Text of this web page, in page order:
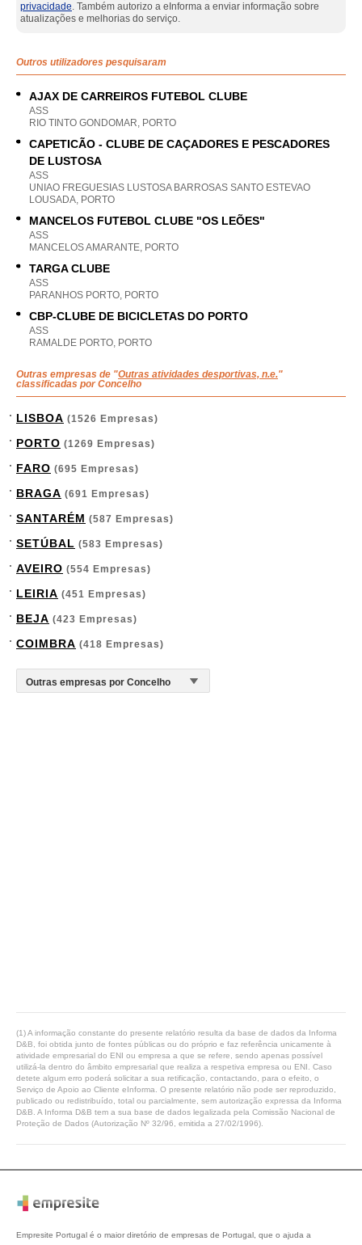
privacidade. Também autorizo a eInforma a enviar informação sobre
atualizações e melhorias do serviço.
Outros utilizadores pesquisaram
AJAX DE CARREIROS FUTEBOL CLUBE
ASS
RIO TINTO GONDOMAR, PORTO
CAPETICÃO - CLUBE DE CAÇADORES E PESCADORES
DE LUSTOSA
ASS
UNIAO FREGUESIAS LUSTOSA BARROSAS SANTO ESTEVAO
LOUSADA, PORTO
MANCELOS FUTEBOL CLUBE "OS LEÕES"
ASS
MANCELOS AMARANTE, PORTO
TARGA CLUBE
ASS
PARANHOS PORTO, PORTO
CBP-CLUBE DE BICICLETAS DO PORTO
ASS
RAMALDE PORTO, PORTO
Outras empresas de "Outras atividades desportivas, n.e."
classificadas por Concelho
LISBOA (1526 Empresas)
PORTO (1269 Empresas)
FARO (695 Empresas)
BRAGA (691 Empresas)
SANTARÉM (587 Empresas)
SETÚBAL (583 Empresas)
AVEIRO (554 Empresas)
LEIRIA (451 Empresas)
BEJA (423 Empresas)
COIMBRA (418 Empresas)
(1) A informação constante do presente relatório resulta da base de dados da Informa
D&B, foi obtida junto de fontes públicas ou do próprio e faz referência unicamente à
atividade empresarial do ENI ou empresa a que se refere, sendo apenas possível
utilizá-la dentro do âmbito empresarial que realiza a respetiva empresa ou ENI. Caso
detete algum erro poderá solicitar a sua retificação, contactando, para o efeito, o
Serviço de Apoio ao Cliente eInforma. O presente relatório não pode ser reproduzido,
publicado ou redistribuído, total ou parcialmente, sem autorização expressa da Informa
D&B. A Informa D&B tem a sua base de dados legalizada pela Comissão Nacional de
Proteção de Dados (Autorização Nº 32/96, emitida a 27/02/1996).
Empresite Portugal é o maior diretório de empresas de Portugal, que o ajuda a